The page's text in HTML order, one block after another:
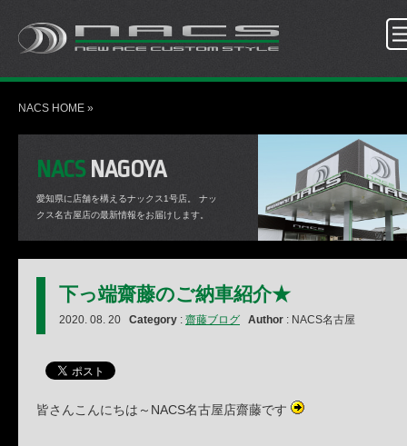
NACS HOME »
NACSNAGOYA
愛知県に店舗を構えるナックス1号店。
ナッ
クス名古屋店の最新情報をお届けします。
下っ端齋藤のご納車紹介★
2020. 08. 20 Category : 齋藤ブログ Author : NACS名古屋
皆さんこんにちは～NACS名古屋店齋藤です